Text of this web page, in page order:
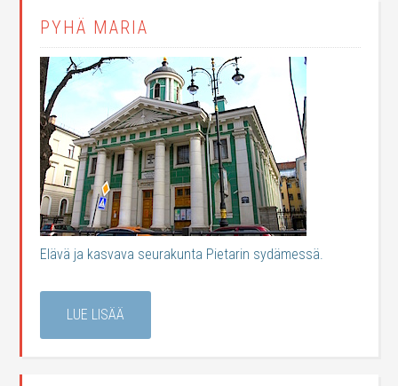
PYHÄ MARIA
Elävä ja kasvava seurakunta Pietarin sydämessä.
LUE LISÄÄ